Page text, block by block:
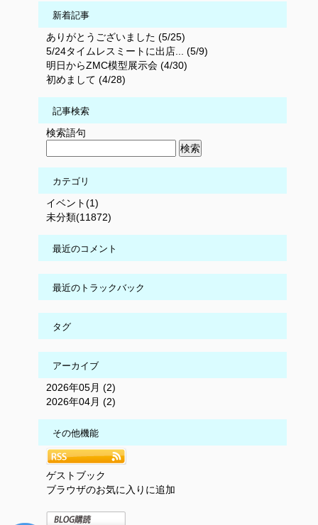
新着記事
ありがとうございました (5/25)
5/24タイムレスミートに出店... (5/9)
明日からZMC模型展示会 (4/30)
初めまして (4/28)
記事検索
検索語句
カテゴリ
イベント(1)
未分類(11872)
最近のコメント
最近のトラックバック
タグ
アーカイブ
2026年05月 (2)
2026年04月 (2)
その他機能
ゲストブック
ブラウザのお気に入りに追加